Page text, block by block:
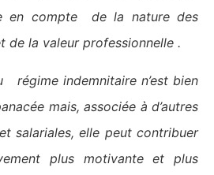
en compte de la nature des
de la valeur professionnelle .
régime indemnitaire n’est bien
mais, associée à d’autres
salariales, elle peut contribuer
plus motivante et plus